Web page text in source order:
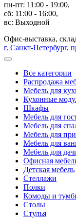
пн-пт: 11:00 - 19:00,
сб: 11:00 - 16:00,
вс: Выходной
Офис-выставка,
г. Санкт-Петербург,
Все категории
Распродажа
Мебель для
Кухонные
Шкафы
Мебель для
Мебель для
Мебель для
Мебель для
Мебель для
Офисная
Детская мебель
Стеллажи
Полки
Комоды и
Столы
Стулья